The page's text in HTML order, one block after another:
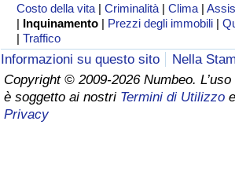
Costo della vita |Criminalità |Clima |
| Inquinamento | Prezzi degli immobili |
|Traffico
Informazioni su questo sito
Nella
Copyright © 2009-2026 Numbeo.
è soggetto ai nostri Termini di Utilizzo e
Privacy
ad Aqaba
Criminalità
Indice del Tasso di Criminalità
Indice della Criminalità